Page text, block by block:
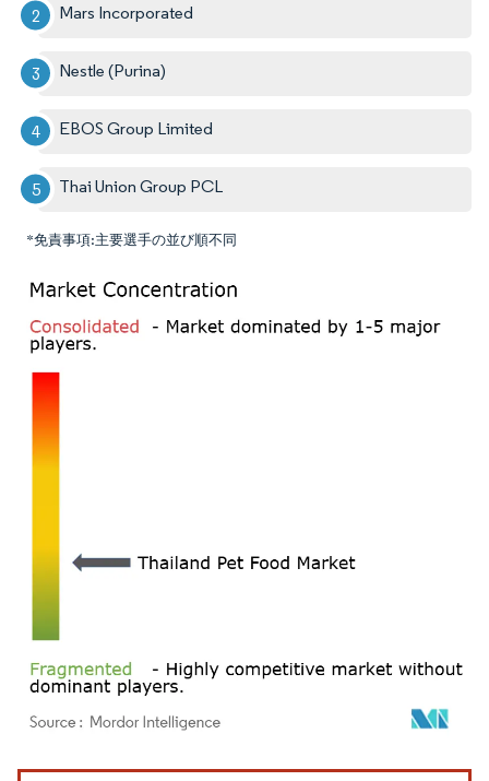
Mars Incorporated
Nestle (Purina)
EBOS Group Limited
Thai Union Group PCL
*免責事項:主要選手の並び順不同
画像 © Mordor Intelligence。再利用にはCC BY 4.0の表示が必要です。